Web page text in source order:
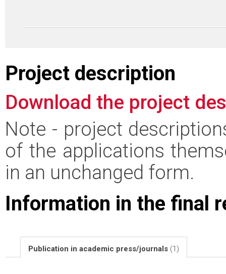
Project description
Download the project
Note - project
of the applications
in an unchanged form.
Information in the final
Publication in academic press/journals (1)